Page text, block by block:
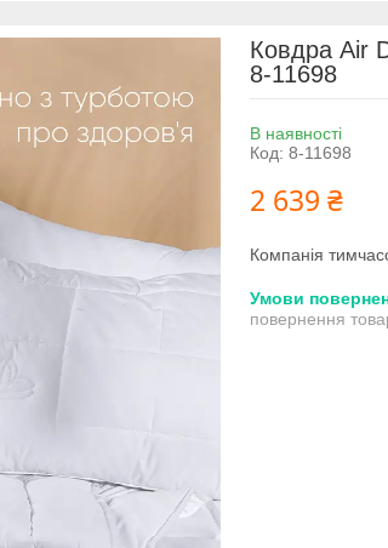
Ковдра Air
8-11698
В наявності
Код: 8-11698
2 639 ₴
Компанія
повернення